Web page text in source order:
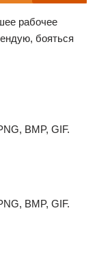
рабочее
бояться
BMP, GIF.
BMP, GIF.